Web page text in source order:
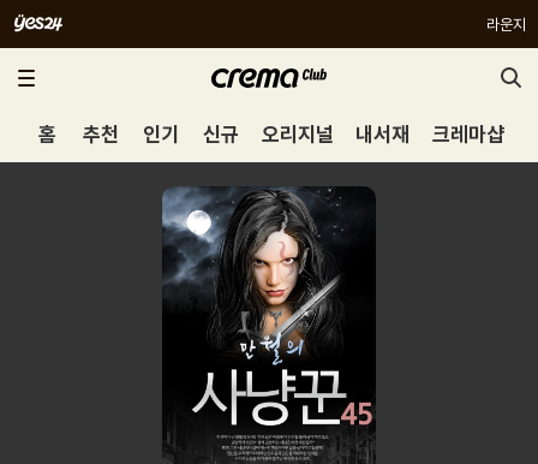
라운지
홈 추천 인기 신규 오리지널 내서재 크레마샵